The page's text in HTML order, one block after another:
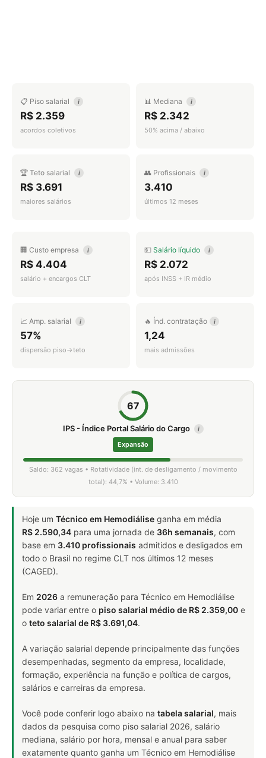
📋 Piso salarial i
R$ 2.359
acordos coletivos
📊 Mediana i
R$ 2.342
50% acima / abaixo
🏆 Teto salarial i
R$ 3.691
maiores salários
👥 Profissionais i
3.410
últimos 12 meses
🏢 Custo empresa i
R$ 4.404
salário + encargos CLT
💵 Salário líquido i
R$ 2.072
após INSS + IR médio
📈 Amp. salarial i
57%
dispersão piso→teto
🔥 Índ. contratação i
1,24
mais admissões
67
IPS - Índice Portal Salário do Cargo i
Expansão
Saldo: 362 vagas • Rotatividade (int. de desligamento / movimento
total): 44,7% • Volume: 3.410
Hoje um Técnico em Hemodiálise ganha em média
R$ 2.590,34 para uma jornada de 36h semanais, com
base em 3.410 profissionais admitidos e desligados em
todo o Brasil no regime CLT nos últimos 12 meses
(CAGED).
Em 2026 a remuneração para Técnico em Hemodiálise
pode variar entre o piso salarial médio de R$ 2.359,00 e
o teto salarial de R$ 3.691,04.
A variação salarial depende principalmente das funções
desempenhadas, segmento da empresa, localidade,
formação, experiência na função e política de cargos,
salários e carreiras da empresa.
Você pode conferir logo abaixo na tabela salarial, mais
dados da pesquisa como piso salarial 2026, salário
mediana, salário por hora, mensal e anual para saber
exatamente quanto ganha um Técnico em Hemodiálise